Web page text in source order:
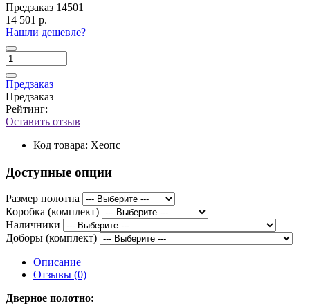
Предзаказ 14501
14 501 р.
Нашли дешевле?
Предзаказ
Предзаказ
Рейтинг:
Оставить отзыв
Код товара: Хеопс
Доступные опции
Размер полотна
Коробка (комплект)
Наличники
Доборы (комплект)
Описание
Отзывы (0)
Дверное полотно: